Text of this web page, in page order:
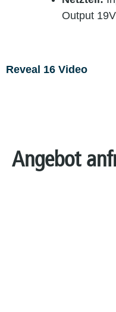
Output
Reveal 16 Video
Angebot